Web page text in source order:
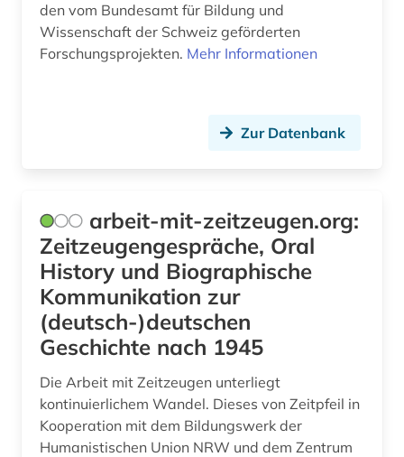
gebrauchsgegenstand (1)
gedenkstätte (1)
gelehrtenverzeichnis (1)
gender studies (1)
geografie (2)
geowissenschaften (2)
germanistik (2)
geschichte (13)
geschichte 1000-2000 (1)
den vom Bundesamt für Bildung und
Wissenschaft der Schweiz geförderten
Forschungsprojekten. Mehr Informationen
Zur Datenbank
arbeit-mit-zeitzeugen.org:
Zeitzeugengespräche, Oral
History und Biographische
Kommunikation zur
(deutsch-)deutschen
Geschichte nach 1945
Die Arbeit mit Zeitzeugen unterliegt
kontinuierlichem Wandel. Dieses von Zeitpfeil in
Kooperation mit dem Bildungswerk der
Humanistischen Union NRW und dem Zentrum